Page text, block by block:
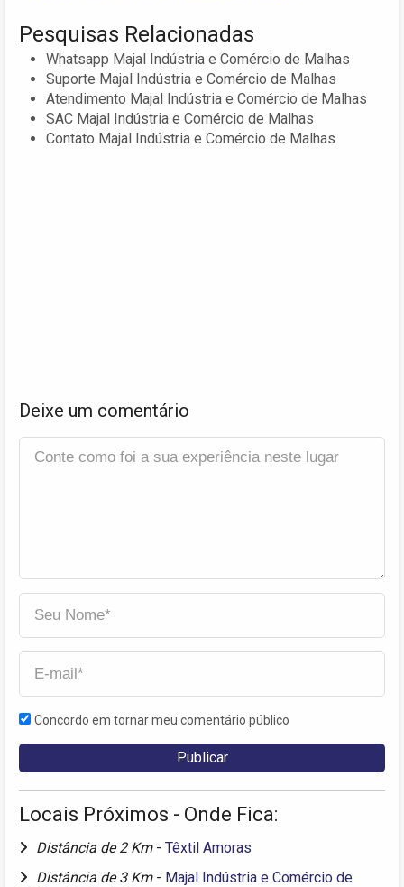
Pesquisas Relacionadas
Whatsapp Majal Indústria e Comércio de Malhas
Suporte Majal Indústria e Comércio de Malhas
Atendimento Majal Indústria e Comércio de Malhas
SAC Majal Indústria e Comércio de Malhas
Contato Majal Indústria e Comércio de Malhas
Deixe um comentário
Concordo em tornar meu comentário público
Locais Próximos - Onde Fica:
Distância de 2 Km - Têxtil Amoras
Distância de 3 Km - Majal Indústria e Comércio de